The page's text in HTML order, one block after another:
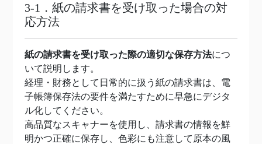
3-1．紙の請求書を受け取った場合の対
応方法
紙の請求書を受け取った際の適切な保存方法につ
いて説明します。
経理・財務として日常的に扱う紙の請求書は、電
子帳簿保存法の要件を満たすために早急にデジタ
ル化してください。
高品質なスキャナーを使用し、請求書の情報を鮮
明かつ正確に保存し、色彩にも注意して原本の風